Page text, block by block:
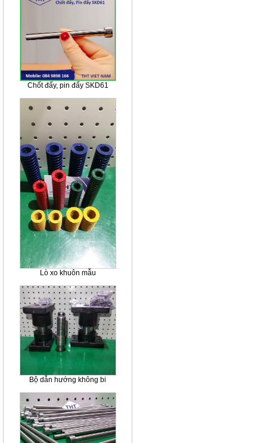
Chốt đẩy, pin đẩy SKD61
Lò xo khuôn mẫu
Bộ dẫn hướng không bi